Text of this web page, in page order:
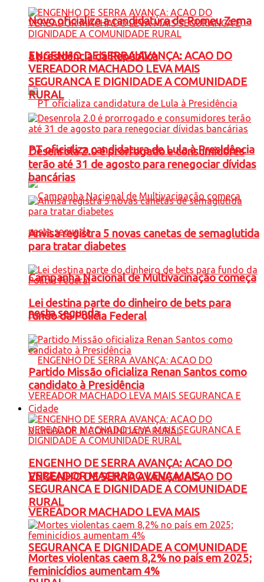
Novo oficializa a candidatura de Romeu Zema
à presidência da República
PT oficializa candidatura de Lula à Presidência
Campanha Nacional de Multivacinação começa
nesta segunda
ENGENHO DE SERRA AVANÇA: ACAO DO
VEREADOR MACHADO LEVA MAIS
SEGURANCA E DIGNIDADE A COMUNIDADE
ENGENHO DE SERRA AVANÇA: ACAO DO
VEREADOR MACHADO LEVA MAIS
SEGURANCA E DIGNIDADE A COMUNIDADE
RURAL
Desenrola 2.0 é prorrogado e consumidores
terão até 31 de agosto para renegociar dívidas
bancárias
Anvisa registra 5 novas canetas de semaglutida
para tratar diabetes
Lei destina parte do dinheiro de bets para
fundo da Polícia Federal
Partido Missão oficializa Renan Santos como
candidato à Presidência
Cidade
ENGENHO DE SERRA AVANÇA: ACAO DO
VEREADOR MACHADO LEVA MAIS
SEGURANCA E DIGNIDADE A COMUNIDADE
RURAL
Mortes violentas caem 8,2% no país em 2025;
feminicídios aumentam 4%